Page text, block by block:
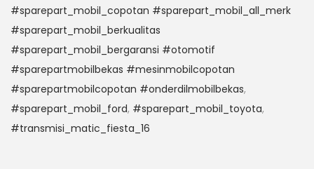
#sparepart_mobil_copotan #sparepart_mobil_all_merk
#sparepart_mobil_berkualitas
#sparepart_mobil_bergaransi #otomotif
#sparepartmobilbekas #mesinmobilcopotan
#sparepartmobilcopotan #onderdilmobilbekas,
#sparepart_mobil_ford, #sparepart_mobil_toyota,
#transmisi_matic_fiesta_16